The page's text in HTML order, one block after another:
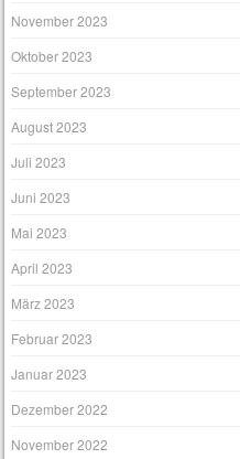
November 2023
Oktober 2023
September 2023
August 2023
Juli 2023
Juni 2023
Mai 2023
April 2023
März 2023
Februar 2023
Januar 2023
Dezember 2022
November 2022